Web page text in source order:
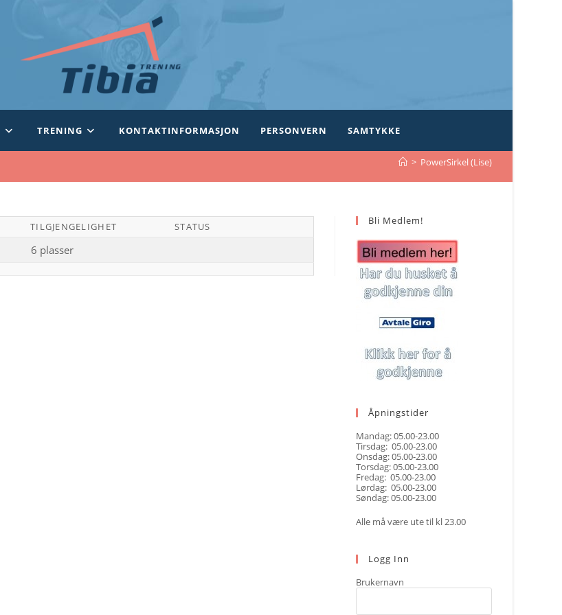
TRENING KONTAKTINFORMASJON PERSONVERN SAMTYKKE
> PowerSirkel (Lise)
TILGJENGELIGHET STATUS
6 plasser
Bli Medlem!
Åpningstider
Mandag: 05.00-23.00
Tirsdag: 05.00-23.00
Onsdag: 05.00-23.00
Torsdag: 05.00-23.00
Fredag: 05.00-23.00
Lørdag: 05.00-23.00
Søndag: 05.00-23.00
Alle må være ute til kl 23.00
Logg Inn
Brukernavn